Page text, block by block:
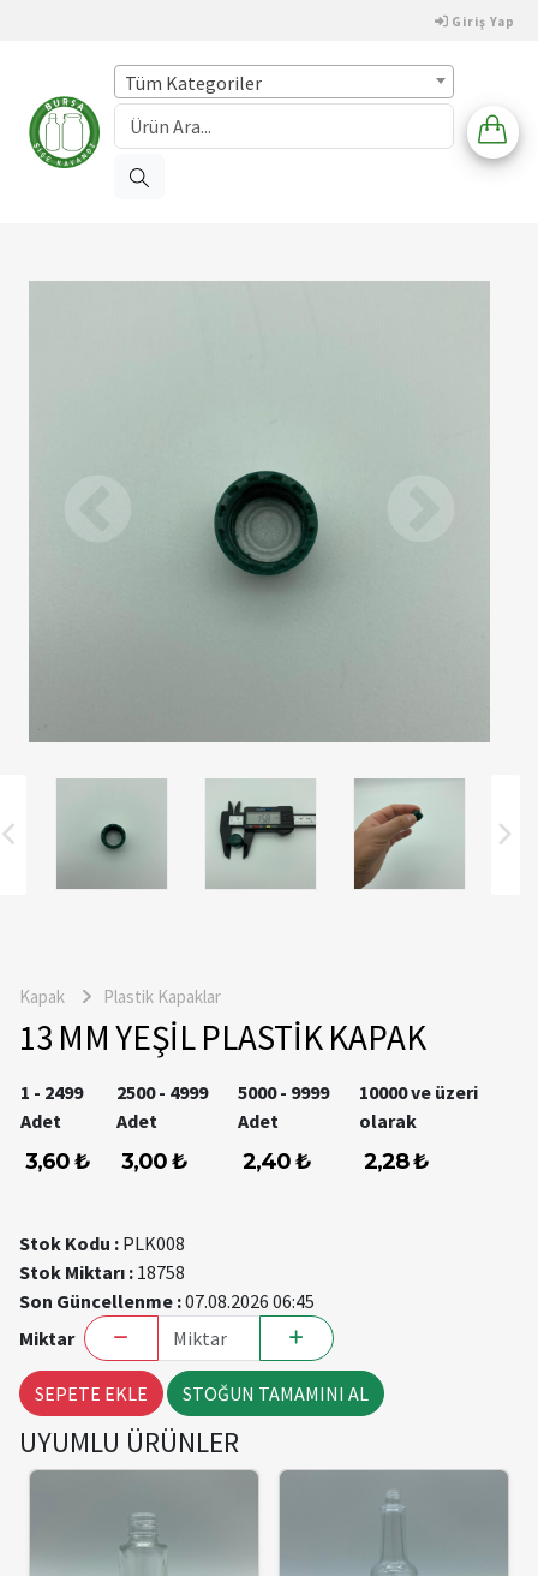
Giriş Yap
Tüm Kategoriler
Kapak Plastik Kapaklar
13 MM YEŞİL PLASTİK KAPAK
1 - 2499
Adet
2500 - 4999
Adet
5000 - 9999
Adet
10000 ve üzeri
olarak
3,60 ₺ 3,00 ₺ 2,40 ₺ 2,28 ₺
Stok Kodu : PLK008
Stok Miktarı : 18758
Son Güncellenme :07.08.2026 06:45
Miktar
SEPETE EKLE STOĞUN TAMAMINI AL
UYUMLU ÜRÜNLER